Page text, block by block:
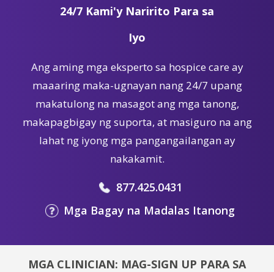
24/7 Kami'y Naririto Para sa
Iyo
Ang aming mga eksperto sa hospice care ay
maaaring maka-ugnayan nang 24/7 upang
makatulong na masagot ang mga tanong,
makapagbigay ng suporta, at masiguro na ang
lahat ng iyong mga pangangailangan ay
nakakamit.
877.425.0431
Mga Bagay na Madalas Itanong
MGA CLINICIAN: MAG-SIGN UP PARA SA